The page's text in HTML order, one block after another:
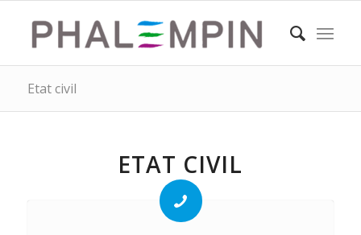
Etat civil
ETAT CIVIL